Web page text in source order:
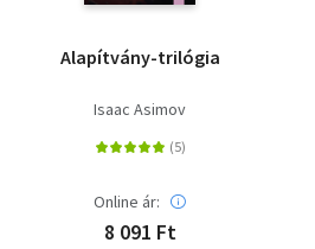
Alapítvány-trilógia
Isaac Asimov
Online ár:
8 091 Ft